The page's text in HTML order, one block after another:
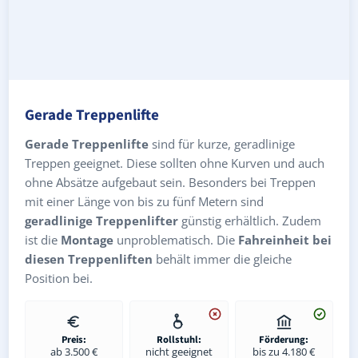
Gerade Treppenlifte
Gerade Treppenlifte sind für kurze, geradlinige
Treppen geeignet. Diese sollten ohne Kurven und auch
ohne Absätze aufgebaut sein. Besonders bei Treppen
mit einer Länge von bis zu fünf Metern sind
geradlinige Treppenlifter günstig erhältlich. Zudem
ist die Montage unproblematisch. Die Fahreinheit bei
diesen Treppenliften behält immer die gleiche
Position bei.
Preis:
ab 3.500 €
Rollstuhl:
nicht geeignet
Förderung:
bis zu 4.180 €